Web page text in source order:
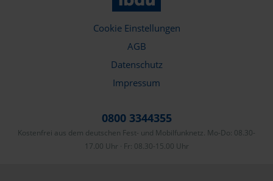
Cookie Einstellungen
AGB
Datenschutz
Impressum
0800 3344355
Kostenfrei aus dem deutschen Fest- und Mobilfunknetz. Mo-Do: 08.30-
17.00 Uhr · Fr: 08.30-15.00 Uhr